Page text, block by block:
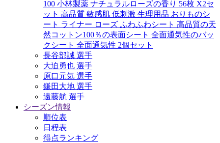
100 小林製薬 ナチュラルローズの香り 56枚 X2セ
ット 高品質 敏感肌 低刺激 生理用品 おりものシ
ート ライナー ローズ ふわふわシート 高品質の天
然コットン100％の表面シート 全面通気性のバッ
クシート 全面通気性 2個セット
長谷部誠 選手
大迫勇也 選手
原口元気 選手
鎌田大地 選手
遠藤航 選手
シーズン情報
順位表
日程表
得点ランキング